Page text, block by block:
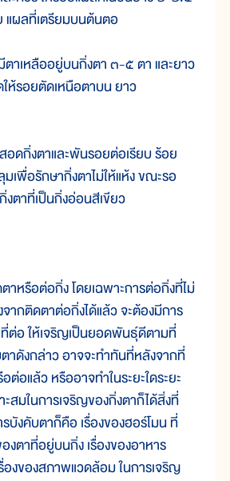
แผลที่เตรียมบนต้นตอ
หลืออยู่บนกิ่งตา ๓-๕ ตา และยาว
ห้รอยตัดเหนือตาบน ยาว
งตาและพันรอยต่อเรียบ ร้อย
เพื่อรักษากิ่งตาไม่ให้แห้ง ขณะรอ
งตาที่เป็นกิ่งอ่อนสีเขียว
รือต่อกิ่ง โดยเฉพาะการต่อกิ่งที่ไม่
กติดตาต่อกิ่งได้แล้ว จะต้องมีการ
ต่อ ให้เจริญเป็นยอดพันธุ์ดีตามที่
าดังกล่าว อาจจะทำทันที่หลังจากที่
อแล้ว หรืออาจทำในระยะใดระยะ
สมในการเจริญของกิ่งตาก็ได้สิ่งที่
บังคับตาก็คือ เรื่องของฮอร์โมน ที่
งตาที่อยู่บนกิ่ง เรื่องของอาหาร
องของสภาพแวดล้อม ในการเจริญ